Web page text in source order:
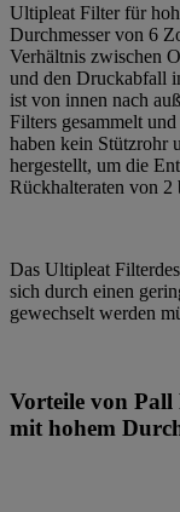
Ultipleat Filter für
Durchmesser von 6
Verhältnis zwischen
und den Druckabfall
ist von innen nach
Filters gesammelt
haben kein Stützrohr
hergestellt, um die
Rückhalteraten von 2
Das Ultipleat
sich durch einen
gewechselt werden
Vorteile von
mit hohem